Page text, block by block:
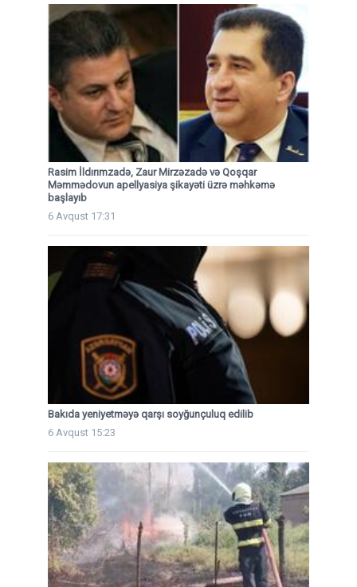
Rasim İldırımzadə, Zaur Mirzəzadə və Qoşqar
Məmmədovun apellyasiya şikayəti üzrə məhkəmə
başlayıb
6 Avqust 17:31
Bakıda yeniyetməyə qarşı soyğunçuluq edilib
6 Avqust 15:23